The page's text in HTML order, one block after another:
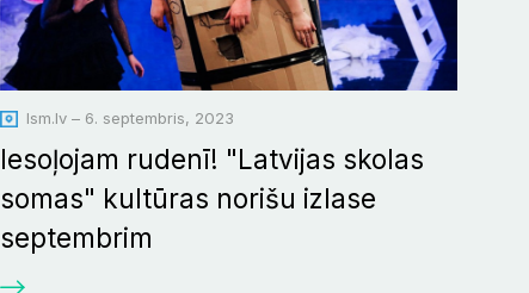
lsm.lv – 6. septembris, 2023
Iesoļojam rudenī! "Latvijas skolas
somas" kultūras norišu izlase
septembrim